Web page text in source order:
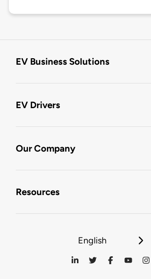
EV Business Solutions
EV Drivers
Our Company
Resources
English